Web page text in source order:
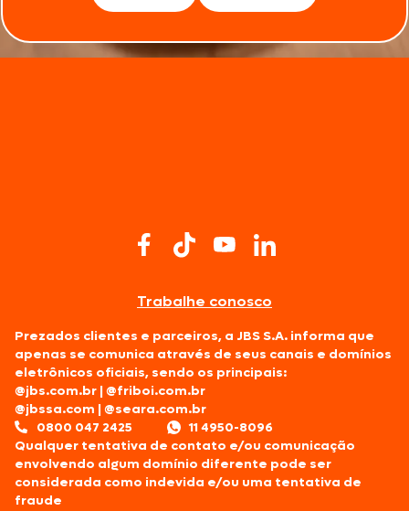
Trabalhe conosco
Prezados clientes e parceiros, a JBS S.A. informa que
apenas se comunica através de seus canais e domínios
eletrônicos oficiais, sendo os principais:
@jbs.com.br |@friboi.com.br
@jbssa.com |@seara.com.br
0800 047 2425
11 4950-8096
Qualquer tentativa de contato e/ou comunicação
envolvendo algum domínio diferente pode ser
considerada como indevida e/ou uma tentativa de
fraude